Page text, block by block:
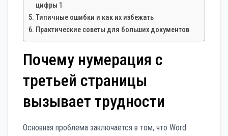
цифры 1
Типичные ошибки и как их избежать
Практические советы для больших документов
Почему нумерация с
третьей страницы
вызывает трудности
Основная проблема заключается в том, что Word